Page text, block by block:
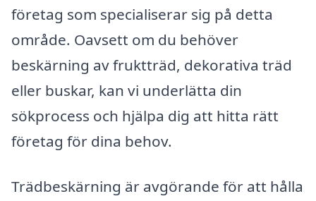
företag som specialiserar sig på detta
område. Oavsett om du behöver
beskärning av fruktträd, dekorativa träd
eller buskar, kan vi underlätta din
sökprocess och hjälpa dig att hitta rätt
företag för dina behov.
Trädbeskärning är avgörande för att hålla